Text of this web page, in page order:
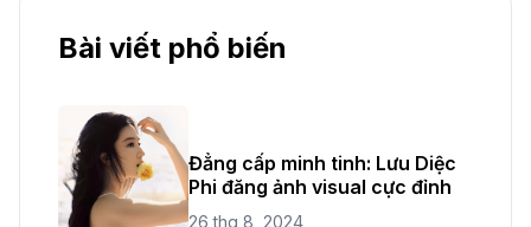
Bài viết phổ biến
Đẳng cấp minh tinh: Lưu Diệc
Phi đăng ảnh visual cực đỉnh
26 thg 8, 2024